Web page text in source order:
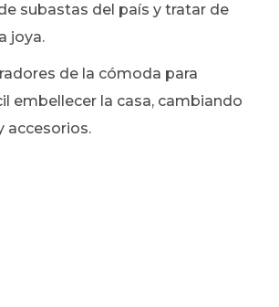
subastas del país y tratar de
joya.
de la cómoda para
embellecer la casa, cambiando
accesorios.